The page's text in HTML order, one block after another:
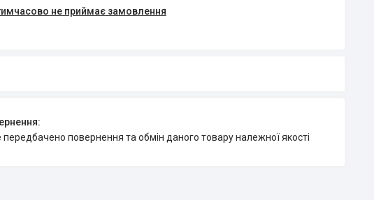
не приймає замовлення
передбачено повернення та обмін даного товару належної якості